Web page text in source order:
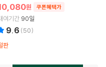
원 쿠폰혜택가
여기간 90일
9.6 (50)
판